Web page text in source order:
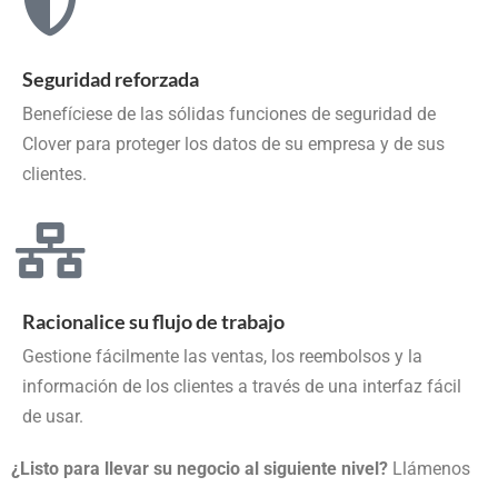
Seguridad reforzada
Benefíciese de las sólidas funciones de seguridad de
Clover para proteger los datos de su empresa y de sus
clientes.
Racionalice su flujo de trabajo
Gestione fácilmente las ventas, los reembolsos y la
información de los clientes a través de una interfaz fácil
de usar.
¿Listo para llevar su negocio al siguiente nivel? Llámenos